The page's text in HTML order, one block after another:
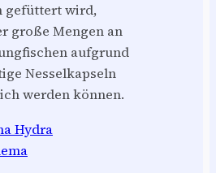
gefüttert wird,
große Mengen an
aufgrund
Nesselkapseln
werden können.
Hydra